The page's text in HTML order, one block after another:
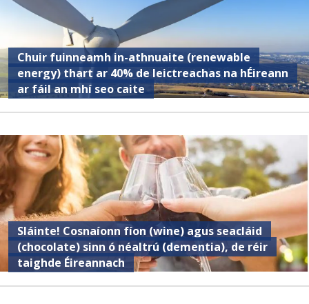
Chuir fuinneamh in-athnuaite (renewable
energy) thart ar 40% de leictreachas na hÉireann
ar fáil an mhí seo caite
Sláinte! Cosnaíonn fíon (wine) agus seacláid
(chocolate) sinn ó néaltrú (dementia), de réir
taighde Éireannach